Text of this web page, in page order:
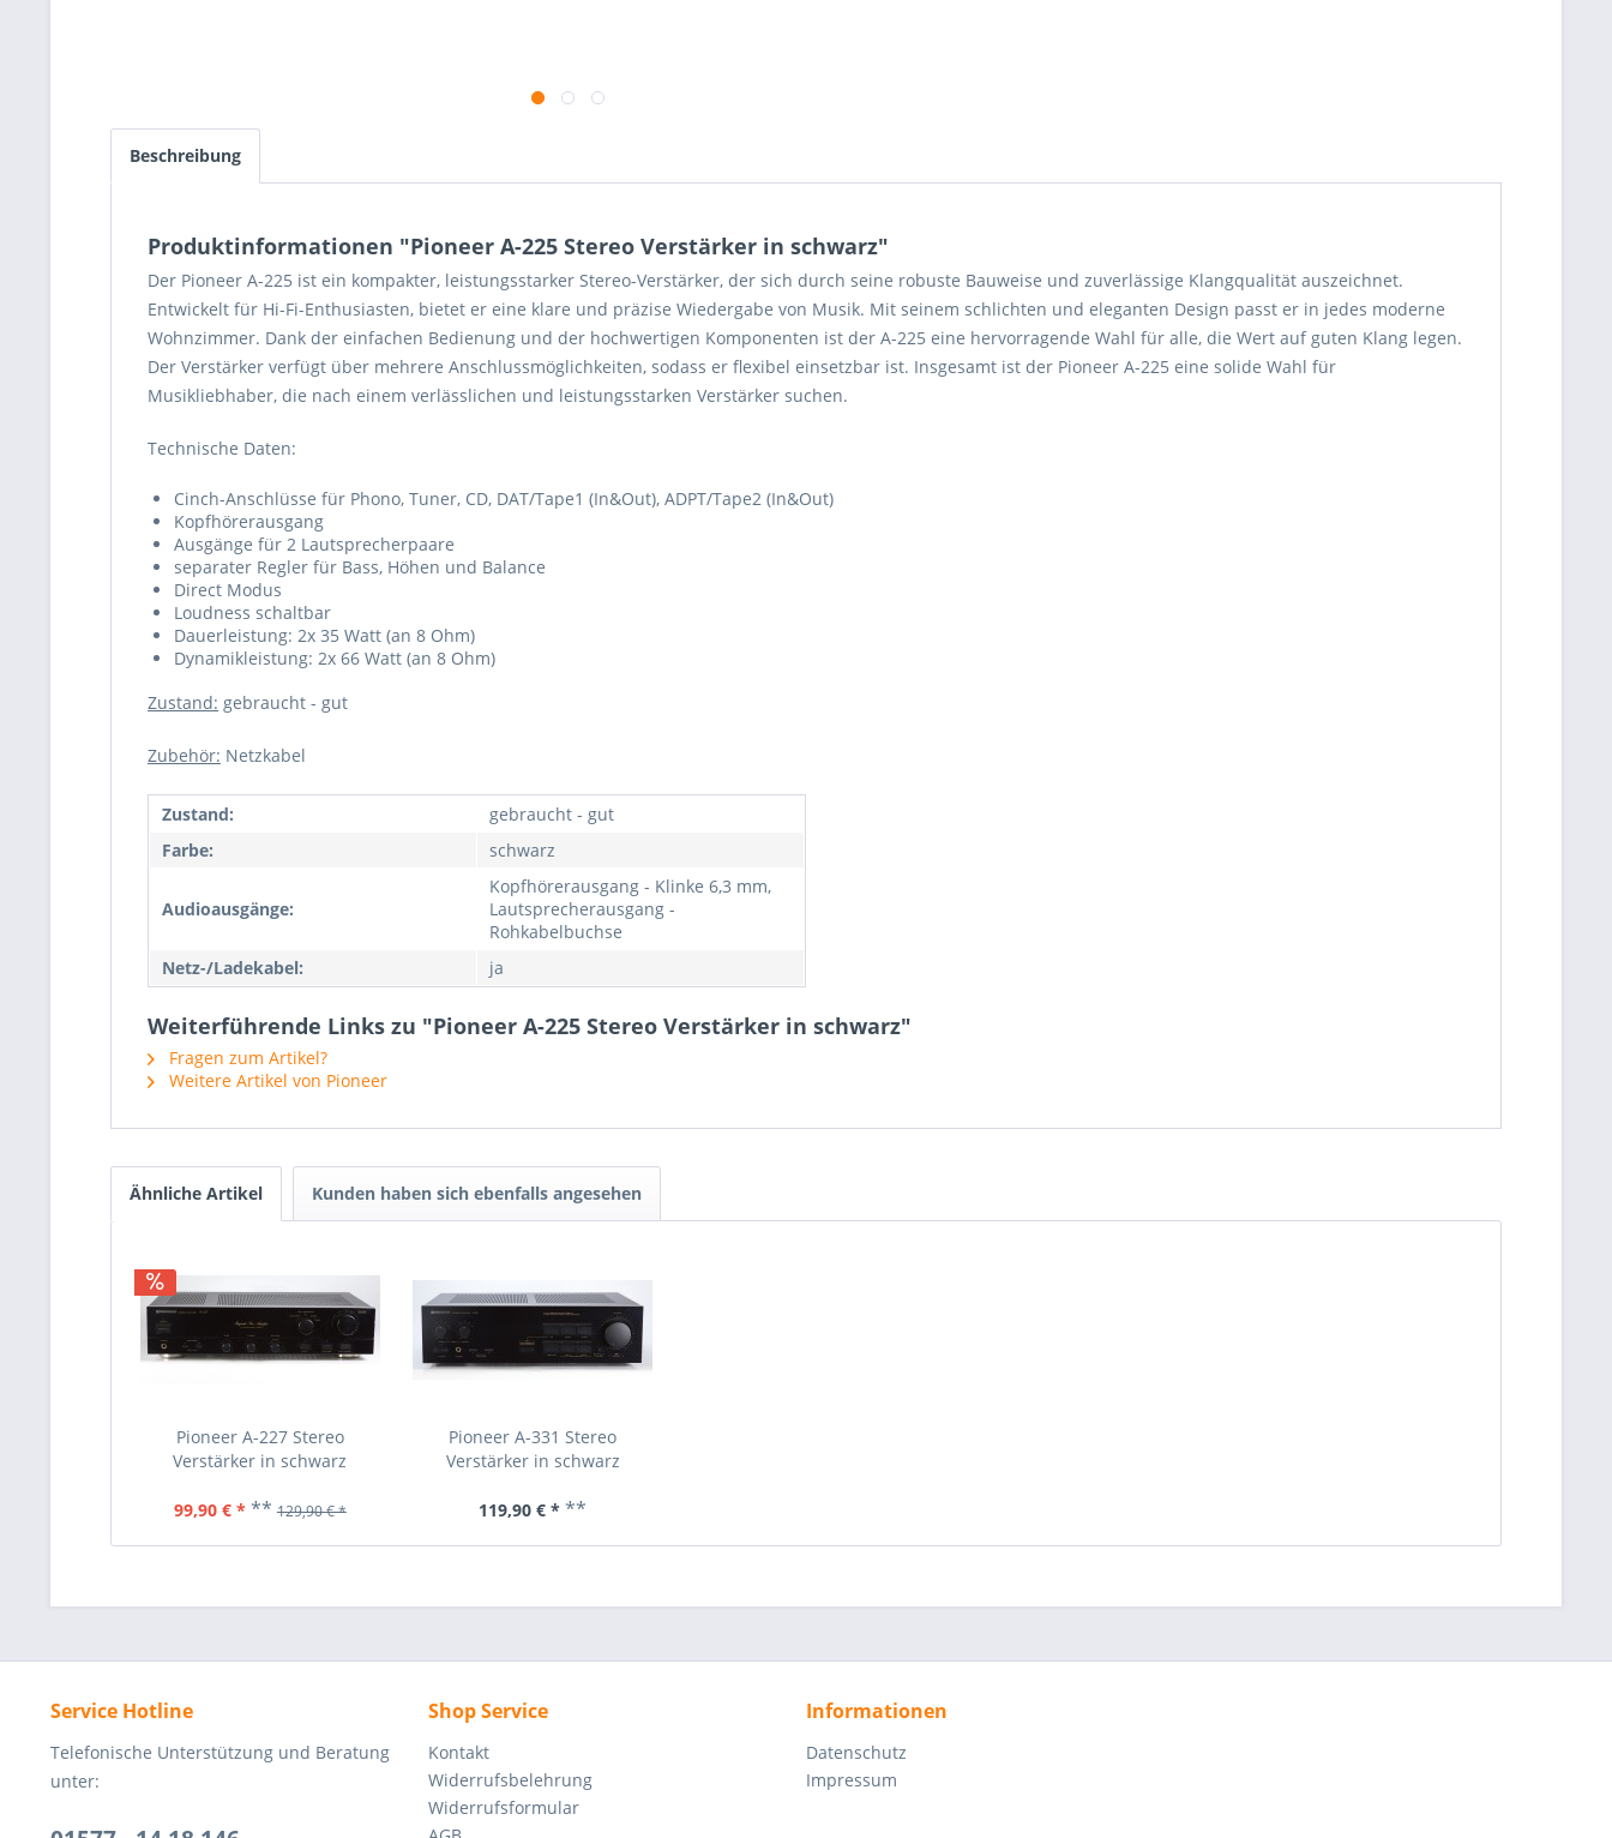
Beschreibung
Produktinformationen "Pioneer A-225 Stereo Verstärker in schwarz"
Der Pioneer A-225 ist ein kompakter, leistungsstarker Stereo-Verstärker, der sich durch seine robuste Bauweise und zuverlässige Klangqualität auszeichnet.
Entwickelt für Hi-Fi-Enthusiasten, bietet er eine klare und präzise Wiedergabe von Musik. Mit seinem schlichten und eleganten Design passt er in jedes moderne
Wohnzimmer. Dank der einfachen Bedienung und der hochwertigen Komponenten ist der A-225 eine hervorragende Wahl für alle, die Wert auf guten Klang legen.
Der Verstärker verfügt über mehrere Anschlussmöglichkeiten, sodass er flexibel einsetzbar ist. Insgesamt ist der Pioneer A-225 eine solide Wahl für
Musikliebhaber, die nach einem verlässlichen und leistungsstarken Verstärker suchen.
Technische Daten:
Cinch-Anschlüsse für Phono, Tuner, CD, DAT/Tape1 (In&Out), ADPT/Tape2 (In&Out)
Kopfhörerausgang
Ausgänge für 2 Lautsprecherpaare
separater Regler für Bass, Höhen und Balance
Direct Modus
Loudness schaltbar
Dauerleistung: 2x 35 Watt (an 8 Ohm)
Dynamikleistung: 2x 66 Watt (an 8 Ohm)
Zustand: gebraucht - gut
Zubehör: Netzkabel
Zustand:
gebraucht - gut
Farbe:
schwarz
Audioausgänge:
Kopfhörerausgang - Klinke 6,3 mm,
Lautsprecherausgang -
Rohkabelbuchse
Netz-/Ladekabel:
ja
Weiterführende Links zu "Pioneer A-225 Stereo Verstärker in schwarz"
Fragen zum Artikel?
Weitere Artikel von Pioneer
Ähnliche Artikel Kunden haben sich ebenfalls angesehen
Pioneer A-227 Stereo
Verstärker in schwarz
99,90 € * **129,90 € *
Pioneer A-331 Stereo
Verstärker in schwarz
119,90 € * **
Service Hotline
Telefonische Unterstützung und Beratung
unter:
Shop Service
Kontakt
Widerrufsbelehrung
Widerrufsformular
Informationen
Datenschutz
Impressum